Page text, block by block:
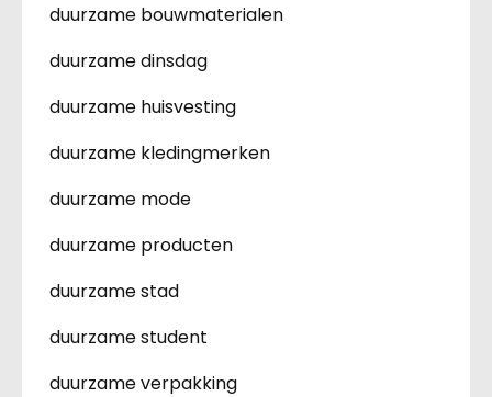
duurzame bouwmaterialen
duurzame dinsdag
duurzame huisvesting
duurzame kledingmerken
duurzame mode
duurzame producten
duurzame stad
duurzame student
duurzame verpakking